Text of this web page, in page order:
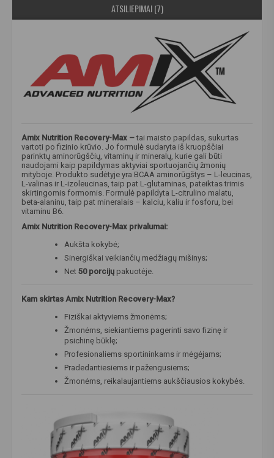
ATSILIEPIMAI (7)
Amix Nutrition Recovery-Max –tai maisto papildas, sukurtas
vartoti po fizinio krūvio. Jo formulė sudaryta iš kruopščiai
parinktų aminorūgščių, vitaminų ir mineralų, kurie gali būti
naudojami kaip papildymas aktyviai sportuojančių žmonių
mityboje. Produkto sudėtyje yra BCAA aminorūgštys – L-leucinas,
L-valinas ir L-izoleucinas, taip pat L-glutaminas, pateiktas trimis
skirtingomis formomis. Formulė papildyta L-citrulino malatu,
beta-alaninu, taip pat mineralais – kalciu, kaliu ir fosforu, bei
vitaminu B6.
Amix Nutrition Recovery-Max privalumai:
Aukšta kokybė;
Sinergiškai veikiančių medžiagų mišinys;
Net 50 porcijų pakuotėje.
Kam skirtas Amix Nutrition Recovery-Max?
Fiziškai aktyviems žmonėms;
Žmonėms, siekiantiems pagerinti savo fizinę ir
psichinę būklę;
Profesionaliems sportininkams ir mėgėjams;
Pradedantiesiems ir pažengusiems;
Žmonėms, reikalaujantiems aukščiausios kokybės.